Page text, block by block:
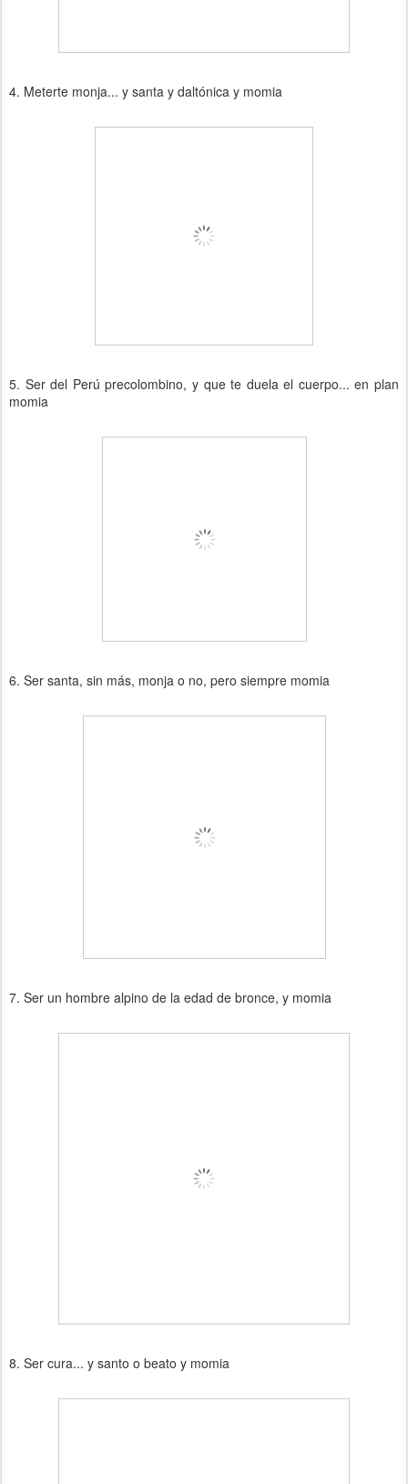
4. Meterte monja... y santa y daltónica y momia
5. Ser del Perú precolombino, y que te duela el cuerpo... en plan
momia
6. Ser santa, sin más, monja o no, pero siempre momia
7. Ser un hombre alpino de la edad de bronce, y momia
8. Ser cura... y santo o beato y momia